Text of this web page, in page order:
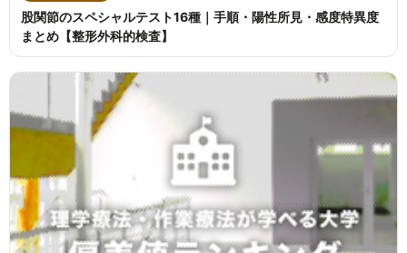
股関節のスペシャルテスト16種｜手順・陽性所見・感度特異度
まとめ【整形外科的検査】